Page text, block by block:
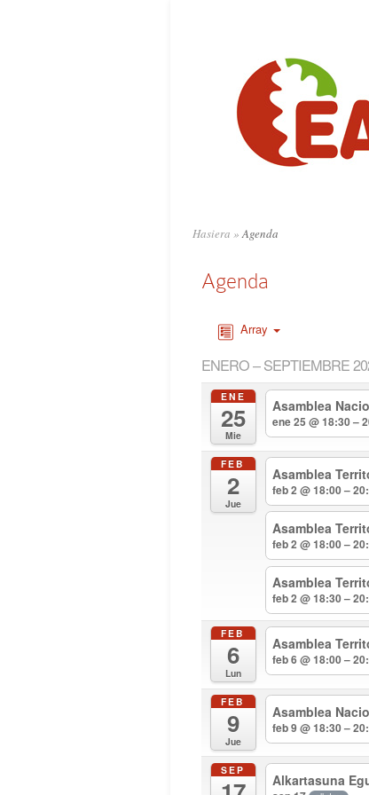
Hasiera »Agenda
Agenda
Array
ENERO – SEPTIEMBRE
ENE
25
Mie
Asamblea
ene 25 @ 18:30 –
FEB
2
Jue
Asamblea
feb 2 @ 18:00 –
Asamblea
feb 2 @ 18:00 –
Asamblea
feb 2 @ 18:30 –
FEB
6
Lun
Asamblea
feb 6 @ 18:00 –
FEB
9
Jue
Asamblea
feb 9 @ 18:30 –
SEP
Alkartasuna